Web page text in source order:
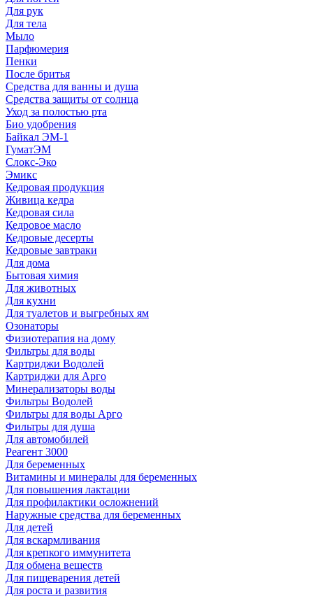
Для рук
Для тела
Мыло
Парфюмерия
Пенки
После бритья
Средства для ванны и душа
Средства защиты от солнца
Уход за полостью рта
Био удобрения
Байкал ЭМ-1
ГуматЭМ
Слокс-Эко
Эмикс
Кедровая продукция
Живица кедра
Кедровая сила
Кедровое масло
Кедровые десерты
Кедровые завтраки
Для дома
Бытовая химия
Для животных
Для кухни
Для туалетов и выгребных ям
Озонаторы
Физиотерапия на дому
Фильтры для воды
Картриджи Водолей
Картриджи для Арго
Минерализаторы воды
Фильтры Водолей
Фильтры для воды Арго
Фильтры для душа
Для автомобилей
Реагент 3000
Для беременных
Витамины и минералы для беременных
Для повышения лактации
Для профилактики осложнений
Наружные средства для беременных
Для детей
Для вскармливания
Для крепкого иммунитета
Для обмена веществ
Для пищеварения детей
Для роста и развития